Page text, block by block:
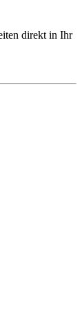
direkt in Ihr